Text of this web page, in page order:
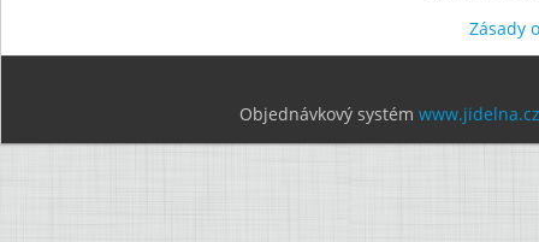
Zásady
Objednávkový systém www.jidelna.cz